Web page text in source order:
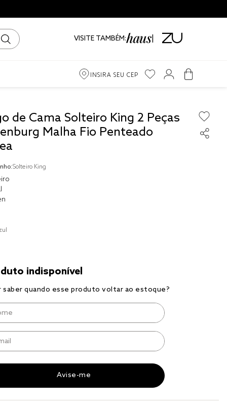
VISITE TAMBÉM:
INSIRA SEU CEP
de Cama Solteiro King 2 Peças
Malha Fio Penteado
Solteiro King